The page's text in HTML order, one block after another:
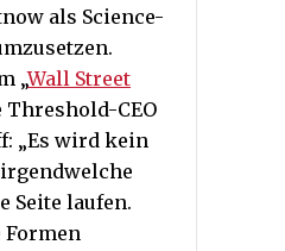
als Science-
„Wall Street
Threshold-CEO
„Es wird kein
Seite laufen.
Formen